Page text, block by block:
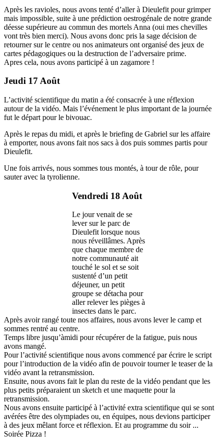
Après les ravioles, nous avons tenté d’aller à Dieulefit pour grimper
mais impossible, suite à une prédiction oestrogénale de notre grande
déesse supérieure au commun des mortels Anna (oui mes chevilles
vont très bien merci). Nous avons donc pris la sage décision de
retourner sur le centre ou nos animateurs ont organisé des jeux de
cartes pédagogiques ou la destruction de l’adversaire prime.
Apres cela, nous avons participé à un zagamore !
Jeudi 17 Août
L’activité scientifique du matin a été consacrée à une réflexion
autour de la vidéo. Mais l’événement le plus important de la journée
fut le départ pour le bivouac.
Après le repas du midi, et après le briefing de Gabriel sur les affaire
à emporter, nous avons fait nos sacs à dos puis sommes partis pour
Dieulefit.
Une fois arrivés, nous sommes tous montés, à tour de rôle, pour
sauter avec la tyrolienne.
Vendredi 18 Août
Le jour venait de se
lever sur le parc de
Dieulefit lorsque nous
nous réveillâmes. Après
que chaque membre de
notre communauté ait
touché le sol et se soit
sustenté d’un petit
déjeuner, un petit
groupe se détacha pour
aller relever les pièges à
insectes dans le parc.
Après avoir rangé toute nos affaires, nous avons lever le camp et
sommes rentré au centre.
Temps libre jusqu’àmidi pour récupérer de la fatigue, puis nous
avons mangé.
Pour l’activité scientifique nous avons commencé par écrire le script
pour l’introduction de la vidéo afin de pouvoir tourner le teaser de la
vidéo avant la retransmission.
Ensuite, nous avons fait le plan du reste de la vidéo pendant que les
plus petits préparaient un sketch et une maquette pour la
retransmission.
Nous avons ensuite participé à l’activité extra scientifique qui se sont
avérées être des olympiades ou, en équipes, nous devions participer
à des jeux mêlant force et réflexion. Et au programme du soir ...
Soirée Pizza !